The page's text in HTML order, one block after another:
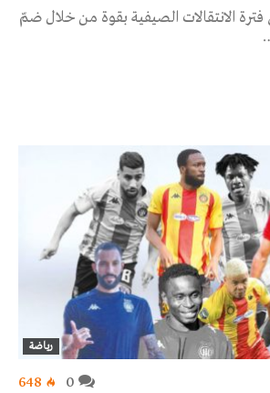
الانتقالات الصيفية بقوة من خلال ضمّ
رياضة
648